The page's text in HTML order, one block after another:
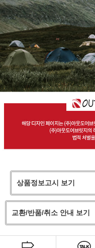
상품정보고시 보기
교환/반품/취소 안내 보기